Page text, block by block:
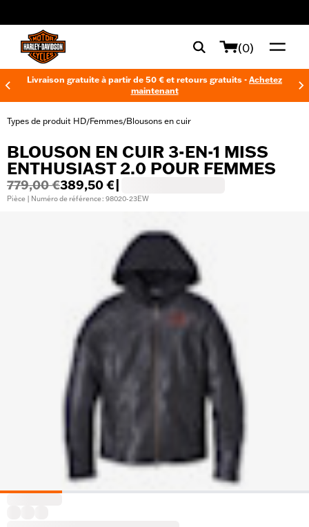
(0)
Livraison gratuite à partir de 50 € et retours gratuits - Achetez
maintenant
Types de produit HD/Femmes/Blousons en cuir
BLOUSON EN CUIR 3-EN-1 MISS
ENTHUSIAST 2.0 POUR FEMMES
779,00 €389,50 €
Pièce | Numéro de référence : 98020-23EW